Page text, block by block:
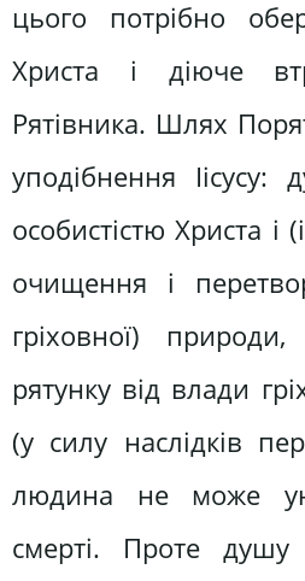
цього потрібно
Христа і діюче
Рятівника. Шлях
уподібнення Іісусу:
особистістю Христа і
очищення і
гріховної)
рятунку від влади
(у силу наслідків
людина не може
смерті. Проте